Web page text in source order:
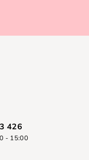
426
- 15:00